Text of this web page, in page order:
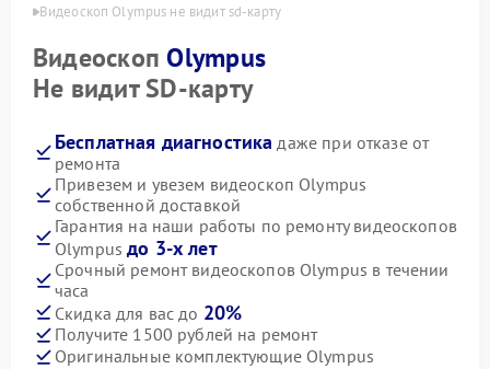
Видеоскоп Olympus не видит sd-карту
Видеоскоп Olympus
Не видит SD-карту
Бесплатная диагностика даже при отказе от
ремонта
Привезем и увезем видеоскоп Olympus
собственной доставкой
Гарантия на наши работы по ремонту видеоскопов
Olympusдо 3-х лет
Срочный ремонт видеоскопов Olympus в течении
часа
Скидка для вас до 20%
Получите 1500 рублей на ремонт
Оригинальные комплектующие Olympus